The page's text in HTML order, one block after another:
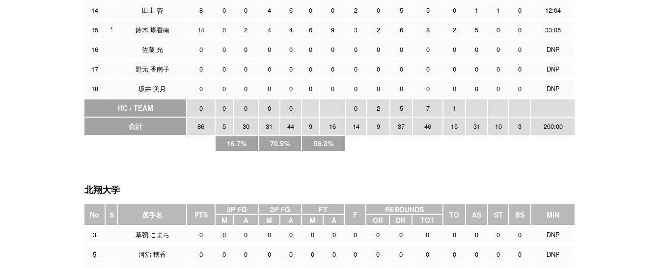
14 田上 杏 8 0 0 4 6 0 0 2 0 5 5 0 1 1 0 12:04
15 * 鈴木 瑚香南 14 0 2 4 4 6 9 3 2 6 8 2 5 0 0 33:05
16 佐藤 光 0 0 0 0 0 0 0 0 0 0 0 0 0 0 0 DNP
17 野元 香南子 0 0 0 0 0 0 0 0 0 0 0 0 0 0 0 DNP
18 坂井 美月 0 0 0 0 0 0 0 0 0 0 0 0 0 0 0 DNP
HC / TEAM 0 0 0 0 0 0 2 5 7 1
合計 86 5 30 31 44 9 16 14 9 37 46 15 31 10 3 200:00
16.7% 70.5% 56.3%
北翔大学
No S 選手名 PTS
3P FG 2P FG FT
F
REBOUNDS
TO AS ST BS MIN
M A M A M A OR DR TOT
3 草彅 こまち 0 0 0 0 0 0 0 0 0 0 0 0 0 0 0 DNP
5 河治 穂香 0 0 0 0 0 0 0 0 0 0 0 0 0 0 0 DNP